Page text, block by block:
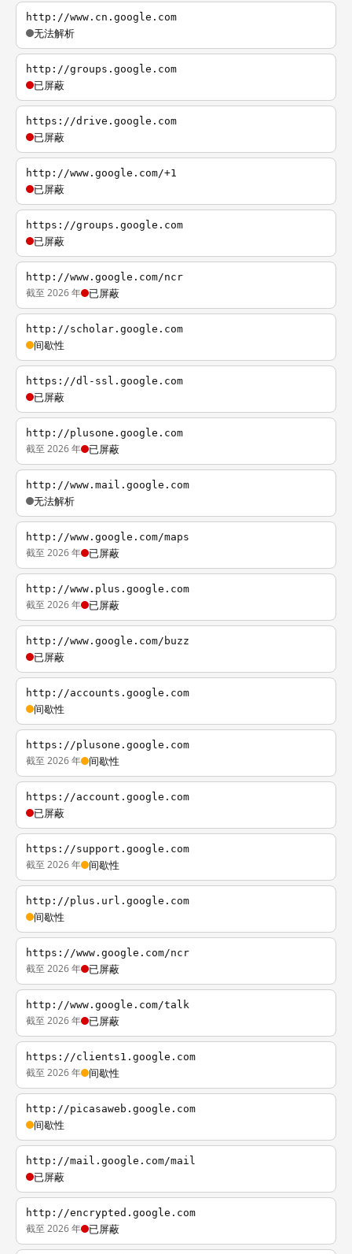
http://www.cn.google.com
无法解析
http://groups.google.com
已屏蔽
https://drive.google.com
已屏蔽
http://www.google.com/+1
已屏蔽
https://groups.google.com
已屏蔽
http://www.google.com/ncr
截至 2026 年 已屏蔽
http://scholar.google.com
间歇性
https://dl-ssl.google.com
已屏蔽
http://plusone.google.com
截至 2026 年 已屏蔽
http://www.mail.google.com
无法解析
http://www.google.com/maps
截至 2026 年 已屏蔽
http://www.plus.google.com
截至 2026 年 已屏蔽
http://www.google.com/buzz
已屏蔽
http://accounts.google.com
间歇性
https://plusone.google.com
截至 2026 年 间歇性
https://account.google.com
已屏蔽
https://support.google.com
截至 2026 年 间歇性
http://plus.url.google.com
间歇性
https://www.google.com/ncr
截至 2026 年 已屏蔽
http://www.google.com/talk
截至 2026 年 已屏蔽
https://clients1.google.com
截至 2026 年 间歇性
http://picasaweb.google.com
间歇性
http://mail.google.com/mail
已屏蔽
http://encrypted.google.com
截至 2026 年 已屏蔽